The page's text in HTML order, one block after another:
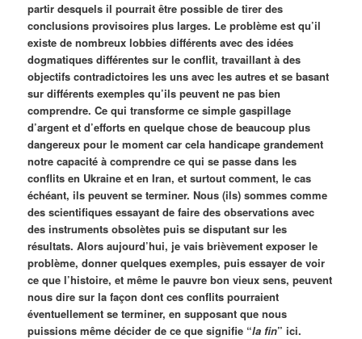
partir desquels il pourrait être possible de tirer des
conclusions provisoires plus larges. Le problème est qu’il
existe de nombreux lobbies différents avec des idées
dogmatiques différentes sur le conflit, travaillant à des
objectifs contradictoires les uns avec les autres et se basant
sur différents exemples qu’ils peuvent ne pas bien
comprendre. Ce qui transforme ce simple gaspillage
d’argent et d’efforts en quelque chose de beaucoup plus
dangereux pour le moment car cela handicape grandement
notre capacité à comprendre ce qui se passe dans les
conflits en Ukraine et en Iran, et surtout comment, le cas
échéant, ils peuvent se terminer. Nous (ils) sommes comme
des scientifiques essayant de faire des observations avec
des instruments obsolètes puis se disputant sur les
résultats. Alors aujourd’hui, je vais brièvement exposer le
problème, donner quelques exemples, puis essayer de voir
ce que l’histoire, et même le pauvre bon vieux sens, peuvent
nous dire sur la façon dont ces conflits pourraient
éventuellement se terminer, en supposant que nous
puissions même décider de ce que signifie “la fin” ici.